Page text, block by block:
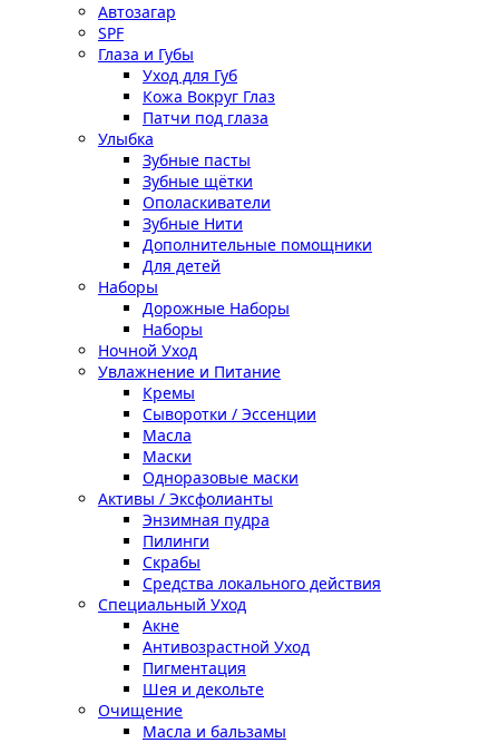
Автозагар
SPF
Глаза и Губы
Уход для Губ
Кожа Вокруг Глаз
Патчи под глаза
Улыбка
Зубные пасты
Зубные щётки
Ополаскиватели
Зубные Нити
Дополнительные помощники
Для детей
Наборы
Дорожные Наборы
Наборы
Ночной Уход
Увлажнение и Питание
Кремы
Сыворотки / Эссенции
Масла
Маски
Одноразовые маски
Активы / Эксфолианты
Энзимная пудра
Пилинги
Скрабы
Средства локального действия
Специальный Уход
Акне
Антивозрастной Уход
Пигментация
Шея и декольте
Очищение
Масла и бальзамы